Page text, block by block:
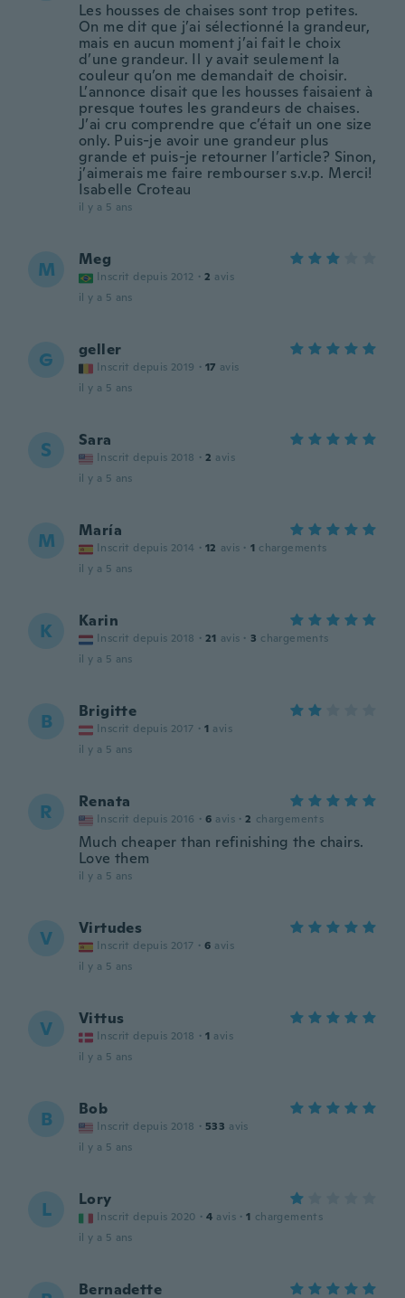
Les housses de chaises sont trop petites.
On me dit que j’ai sélectionné la grandeur,
mais en aucun moment j’ai fait le choix
d’une grandeur. Il y avait seulement la
couleur qu’on me demandait de choisir.
L’annonce disait que les housses faisaient à
presque toutes les grandeurs de chaises.
J’ai cru comprendre que c’était un one size
only. Puis-je avoir une grandeur plus
grande et puis-je retourner l’article? Sinon,
j’aimerais me faire rembourser s.v.p. Merci!
Isabelle Croteau
il y a 5 ans
M Meg
Inscrit depuis 2012 · 2 avis
il y a 5 ans
G geller
Inscrit depuis 2019 · 17 avis
il y a 5 ans
S Sara
Inscrit depuis 2018 · 2 avis
il y a 5 ans
M María
Inscrit depuis 2014 · 12 avis · 1 chargements
il y a 5 ans
K Karin
Inscrit depuis 2018 · 21 avis · 3 chargements
il y a 5 ans
B Brigitte
Inscrit depuis 2017 · 1 avis
il y a 5 ans
R Renata
Inscrit depuis 2016 · 6 avis · 2 chargements
Much cheaper than refinishing the chairs.
Love them
il y a 5 ans
V Virtudes
Inscrit depuis 2017 · 6 avis
il y a 5 ans
V Vittus
Inscrit depuis 2018 · 1 avis
il y a 5 ans
B Bob
Inscrit depuis 2018 · 533 avis
il y a 5 ans
L Lory
Inscrit depuis 2020 · 4 avis · 1 chargements
il y a 5 ans
Bernadette